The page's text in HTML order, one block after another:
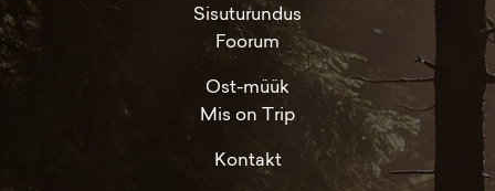
Sisuturundus
Foorum
Ost-müük
Mis on Trip
Kontakt